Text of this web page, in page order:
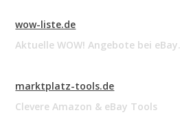
wow-liste.de
Aktuelle WOW! Angebote bei eBay.
marktplatz-tools.de
Clevere Amazon & eBay Tools